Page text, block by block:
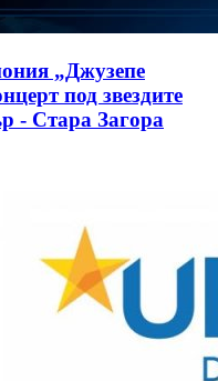
„Джузепе
под звездите
- Стара Загора